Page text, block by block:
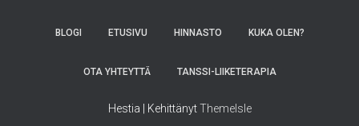
BLOGI ETUSIVU HINNASTO KUKA OLEN?
OTA YHTEYTTÄ TANSSI-LIIKETERAPIA
Hestia | KehittänytThemeIsle